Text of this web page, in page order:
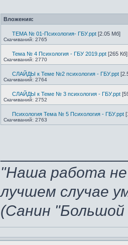
Вложения:
ТЕМА № 01-Психология- ГБУ.ppt [2.05 Мб]
Скачиваний: 2765
Тема № 4 Психология - ГБУ 2019.ppt [265 Кб]
Скачиваний: 2770
СЛАЙДЫ к Теме №2 психология - ГБУ.ppt
Скачиваний: 2764
СЛАЙДЫ к Теме № 3 психология - ГБУ.ppt
Скачиваний: 2752
Психология Тема № 5 Психология - ГБУ.ppt
Скачиваний: 2763
"Наша работа
лучшем случае
(Санин "Большой